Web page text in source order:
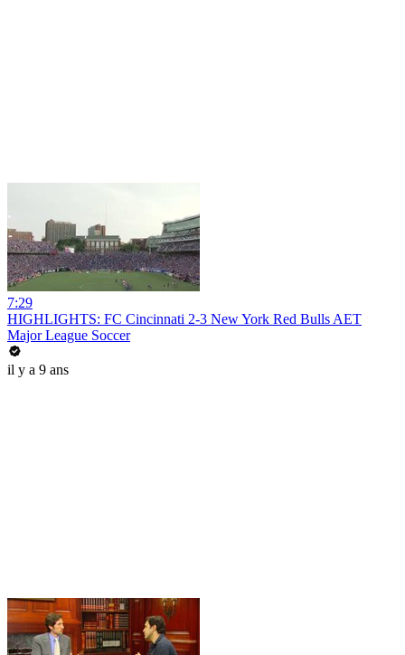
7:29
HIGHLIGHTS: FC Cincinnati 2-3 New York Red Bulls AET
Major League Soccer
il y a 9 ans